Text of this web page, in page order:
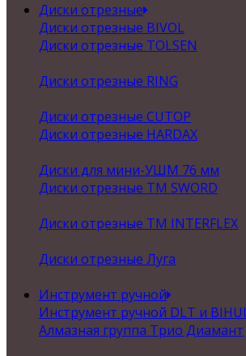
Диски отрезные
Диски отрезные BIVOL
Диски отрезные TOLSEN
Диски отрезные RING
Диски отрезные CUTOP
Диски отрезные HARDAX
Диски для мини-УШМ 76 мм
Диски отрезные ТМ SWORD
Диски отрезные ТМ INTERFLEX
Диски отрезные Луга
Инструмент ручной
Инструмент ручной DLT и BIHUI
Алмазная группа Трио Диамант